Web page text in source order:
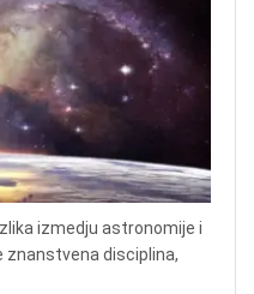
izmedju astronomije i
znanstvena disciplina,